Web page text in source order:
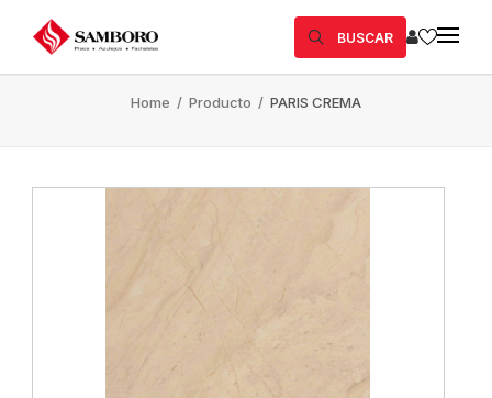
BUSCAR
Home / Producto / PARIS CREMA